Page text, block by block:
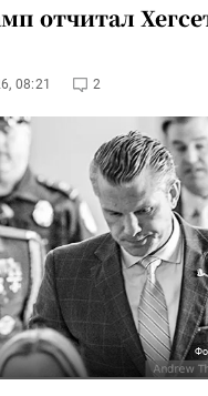
отчитал
08:21 2